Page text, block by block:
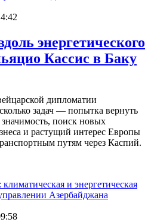
энергетического
Кассис в Баку
дипломатии
задач — попытка вернуть
поиск новых
и растущий интерес Европы
путям через Каспий.